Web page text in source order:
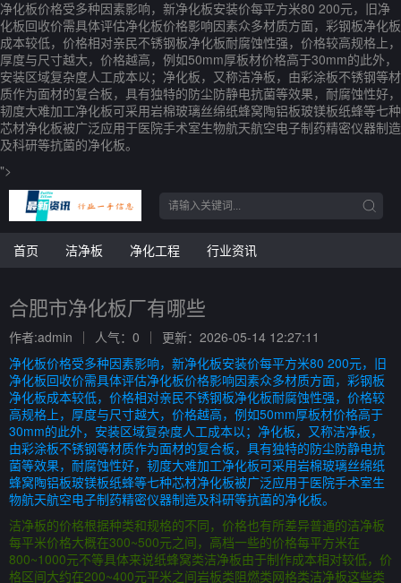
净化板价格受多种因素影响，新净化板安装价每平方米80 200元，旧净
化板回收价需具体评估净化板价格影响因素众多材质方面，彩钢板净化板
成本较低，价格相对亲民不锈钢板净化板耐腐蚀性强，价格较高规格上，
厚度与尺寸越大，价格越高，例如50mm厚板材价格高于30mm的此外，
安装区域复杂度人工成本以；净化板，又称洁净板，由彩涂板不锈钢等材
质作为面材的复合板，具有独特的防尘防静电抗菌等效果，耐腐蚀性好，
韧度大难加工净化板可采用岩棉玻璃丝绵纸蜂窝陶铝板玻镁板纸蜂等七种
芯材净化板被广泛应用于医院手术室生物航天航空电子制药精密仪器制造
及科研等抗菌的净化板。
">
首页 洁净板 净化工程 行业资讯
合肥市净化板厂有哪些
作者:admin 人气：0
更新：2026-05-14 12:27:11
净化板价格受多种因素影响，新净化板安装价每平方米80 200元，旧
净化板回收价需具体评估净化板价格影响因素众多材质方面，彩钢板
净化板成本较低，价格相对亲民不锈钢板净化板耐腐蚀性强，价格较
高规格上，厚度与尺寸越大，价格越高，例如50mm厚板材价格高于
30mm的此外，安装区域复杂度人工成本以；净化板，又称洁净板，
由彩涂板不锈钢等材质作为面材的复合板，具有独特的防尘防静电抗
菌等效果，耐腐蚀性好，韧度大难加工净化板可采用岩棉玻璃丝绵纸
蜂窝陶铝板玻镁板纸蜂等七种芯材净化板被广泛应用于医院手术室生
物航天航空电子制药精密仪器制造及科研等抗菌的净化板。
洁净板的价格根据种类和规格的不同，价格也有所差异普通的洁净板
每平米价格大概在300~500元之间，高档一些的价格每平方米在
800~1000元不等具体来说纸蜂窝类洁净板由于制作成本相对较低，价
格区间大约在200~400元平米之间岩板类阻燃类网格类洁净板这些类